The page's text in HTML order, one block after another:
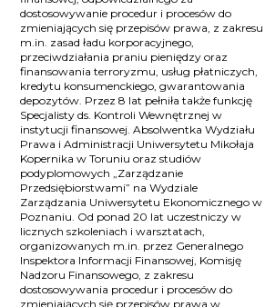
dostosowywanie procedur i procesów do
zmieniających się przepisów prawa, z zakresu
m.in. zasad ładu korporacyjnego,
przeciwdziałania praniu pieniędzy oraz
finansowania terroryzmu, usług płatniczych,
kredytu konsumenckiego, gwarantowania
depozytów. Przez 8 lat pełniła także funkcję
Specjalisty ds. Kontroli Wewnętrznej w
instytucji finansowej. Absolwentka Wydziału
Prawa i Administracji Uniwersytetu Mikołaja
Kopernika w Toruniu oraz studiów
podyplomowych „Zarządzanie
Przedsiębiorstwami” na Wydziale
Zarządzania Uniwersytetu Ekonomicznego w
Poznaniu. Od ponad 20 lat uczestniczy w
licznych szkoleniach i warsztatach,
organizowanych m.in. przez Generalnego
Inspektora Informacji Finansowej, Komisję
Nadzoru Finansowego, z zakresu
dostosowywania procedur i procesów do
zmieniających się przepisów prawa w